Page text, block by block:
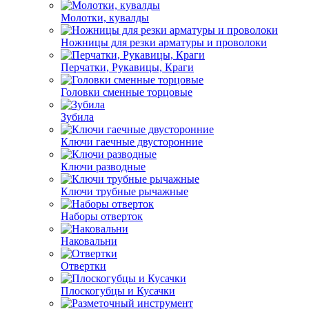
Молотки, кувалды
Ножницы для резки арматуры и проволоки
Перчатки, Рукавицы, Краги
Головки сменные торцовые
Зубила
Ключи гаечные двусторонние
Ключи разводные
Ключи трубные рычажные
Наборы отверток
Наковальни
Отвертки
Плоскогубцы и Кусачки